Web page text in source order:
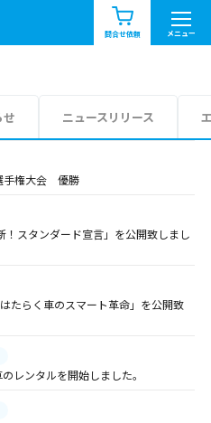
問合せ依頼 メニュー
お知らせ一覧
報を見る
せ ニュースリリース
手権大会 優勝
スタンダード宣言」を公開致しまし
たらく車のスマート革命」を公開致
レンタルを開始しました。